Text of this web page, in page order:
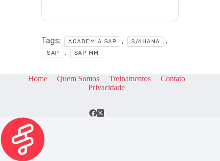
Tags: ACADEMIA SAP , S/4HANA ,
SAP , SAP MM
Home Quem Somos Treinamentos
Contato
Privacidade